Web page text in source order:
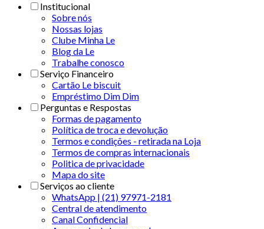
Institucional
Sobre nós
Nossas lojas
Clube Minha Le
Blog da Le
Trabalhe conosco
Serviço Financeiro
Cartão Le biscuit
Empréstimo Dim Dim
Perguntas e Respostas
Formas de pagamento
Política de troca e devolução
Termos e condições - retirada na Loja
Termos de compras internacionais
Politica de privacidade
Mapa do site
Serviços ao cliente
WhatsApp | (21) 97971-2181
Central de atendimento
Canal Confidencial